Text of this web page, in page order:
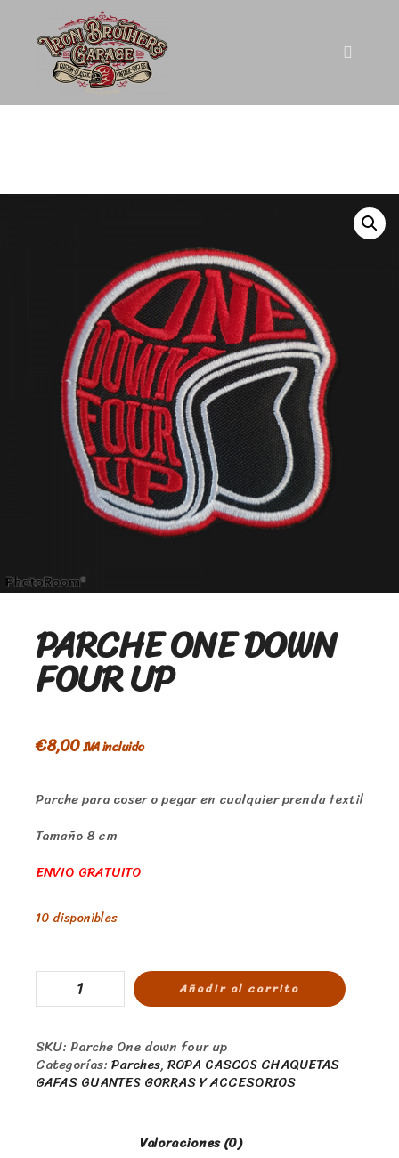
PARCHE ONE DOWN
FOUR UP
€8,00IVA incluido
Parche para coser o pegar en cualquier prenda textil
Tamaño 8 cm
ENVIO GRATUITO
10 disponibles
Añadir al carrito
SKU:Parche One down four up
Categorías:Parches,ROPA CASCOS CHAQUETAS
GAFAS GUANTES GORRAS Y ACCESORIOS
Valoraciones (0)